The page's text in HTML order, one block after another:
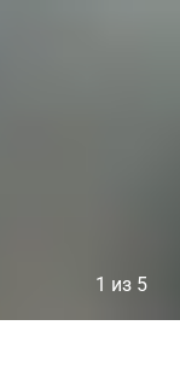
1 из 5